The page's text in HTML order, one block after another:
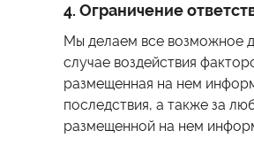
4. Ограничение
Мы делаем все возможное
случае воздействия
размещенная на нем
последствия, а также за
размещенной на нем